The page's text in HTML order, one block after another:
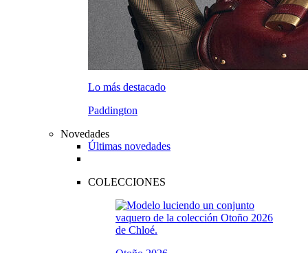
Lo más destacado
Paddington
Novedades
Últimas novedades
COLECCIONES